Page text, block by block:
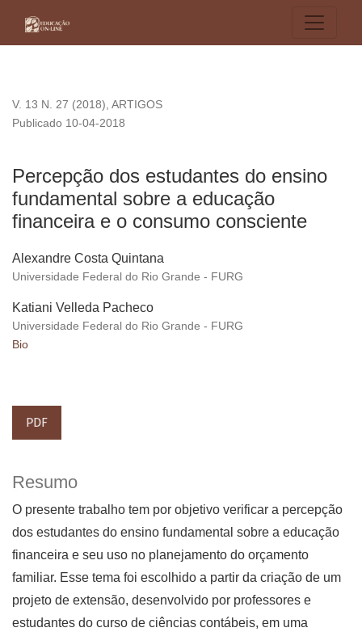
V. 13 N. 27 (2018), ARTIGOS
Percepção dos estudantes do ensino
fundamental sobre a educação
financeira e o consumo consciente
Publicado 10-04-2018
Alexandre Costa Quintana
Universidade Federal do Rio Grande - FURG
Katiani Velleda Pacheco
Universidade Federal do Rio Grande - FURG
Bio
PDF
Resumo
O presente trabalho tem por objetivo verificar a percepção
dos estudantes do ensino fundamental sobre a educação
financeira e seu uso no planejamento do orçamento
familiar. Esse tema foi escolhido a partir da criação de um
projeto de extensão, desenvolvido por professores e
estudantes do curso de ciências contábeis, em uma